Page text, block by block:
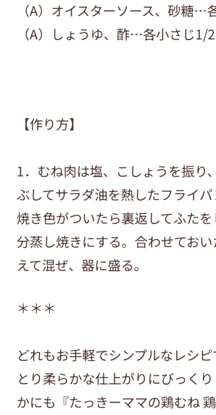
（A）オイスターソース、砂糖…
（A）しょうゆ、酢…各小さじ1/2
【作り方】
1．むね肉は塩、こしょうを振り
ぶしてサラダ油を熱したフライパ
焼き色がついたら裏返してふた
分蒸し焼きにする。合わせてお
えて混ぜ、器に盛る。
＊＊＊
どれもお手軽でシンプルなレシ
とり柔らかな仕上がりにびっく
かにも『たっきーママの鶏むね